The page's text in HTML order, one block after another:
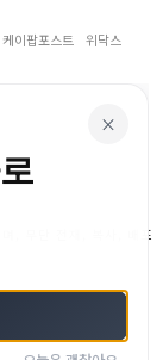
케이팝포스트 위닥스
, 무단 전재, 복사, 배포
Reserved
×